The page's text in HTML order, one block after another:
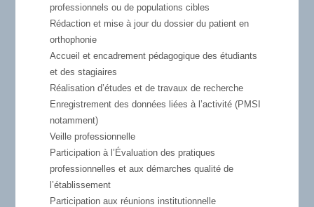
professionnels ou de populations cibles
Rédaction et mise à jour du dossier du patient en
orthophonie
Accueil et encadrement pédagogique des étudiants
et des stagiaires
Réalisation d’études et de travaux de recherche
Enregistrement des données liées à l’activité (PMSI
notamment)
Veille professionnelle
Participation à l’Évaluation des pratiques
professionnelles et aux démarches qualité de
l’établissement
Participation aux réunions institutionnelle